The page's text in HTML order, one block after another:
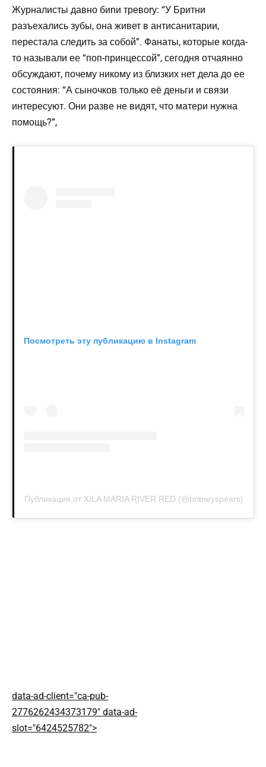
Журналисты давно биnи тревоrу: “У Бритни
разъехались зубы, она живет в антисанитарии,
перестала следить за собой”. Фанаты, которые когда-
то называли ее “поп-принцессой”, сегодня отчаянно
обсуждают, почему никому из близких нет дела до ее
состояния: “А сыночков только её деньги и связи
интересуют. Они разве не видят, что матери нужна
помощь?”,
Посмотреть эту публикацию в Instagram
Публикация от XILA MARIA RIVER RED (@britneyspears)
data-ad-client="ca-pub-
2776262434373179" data-ad-
slot="6424525782">